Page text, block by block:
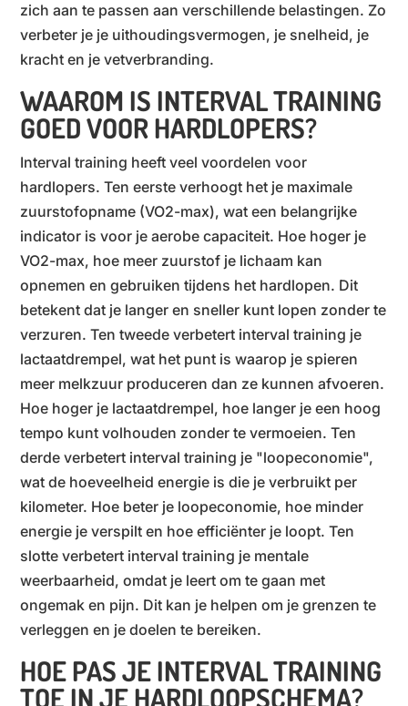
zich aan te passen aan verschillende belastingen. Zo
verbeter je je uithoudingsvermogen, je snelheid, je
kracht en je vetverbranding.
WAAROM IS INTERVAL TRAINING
GOED VOOR HARDLOPERS?
Interval training heeft veel voordelen voor
hardlopers. Ten eerste verhoogt het je maximale
zuurstofopname (VO2-max), wat een belangrijke
indicator is voor je aerobe capaciteit. Hoe hoger je
VO2-max, hoe meer zuurstof je lichaam kan
opnemen en gebruiken tijdens het hardlopen. Dit
betekent dat je langer en sneller kunt lopen zonder te
verzuren. Ten tweede verbetert interval training je
lactaatdrempel, wat het punt is waarop je spieren
meer melkzuur produceren dan ze kunnen afvoeren.
Hoe hoger je lactaatdrempel, hoe langer je een hoog
tempo kunt volhouden zonder te vermoeien. Ten
derde verbetert interval training je "loopeconomie",
wat de hoeveelheid energie is die je verbruikt per
kilometer. Hoe beter je loopeconomie, hoe minder
energie je verspilt en hoe efficiënter je loopt. Ten
slotte verbetert interval training je mentale
weerbaarheid, omdat je leert om te gaan met
ongemak en pijn. Dit kan je helpen om je grenzen te
verleggen en je doelen te bereiken.
HOE PAS JE INTERVAL TRAINING
TOE IN JE HARDLOOPSCHEMA?